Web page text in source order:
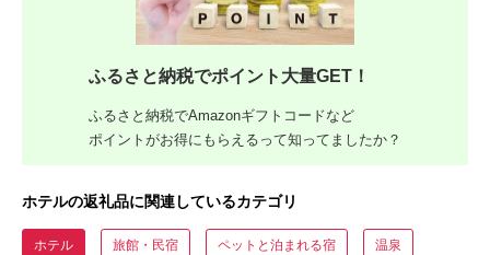
ふるさと納税でポイント大量GET！
ふるさと納税でAmazonギフトコードなど
ポイントがお得にもらえるって知ってましたか？
ホテルの返礼品に関連しているカテゴリ
ホテル 旅館・民宿 ペットと泊まれる宿 温泉